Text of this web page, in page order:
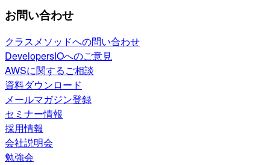
お問い合わせ
クラスメソッドへの問い合わせ
DevelopersIOへのご意見
AWSに関するご相談
資料ダウンロード
メールマガジン登録
セミナー情報
採用情報
会社説明会
勉強会